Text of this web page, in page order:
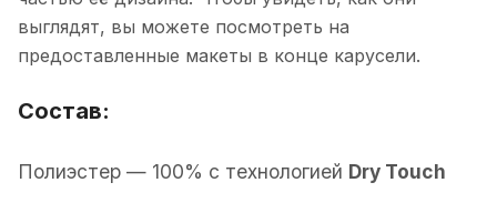
выглядят, вы можете посмотреть на
предоставленные макеты в конце карусели.
Состав:
Полиэстер — 100% с технологией Dry Touch